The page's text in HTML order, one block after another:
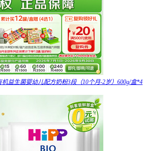
益生菌婴幼儿配方奶粉3段（10个月-2岁）600g/盒*4